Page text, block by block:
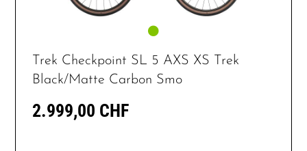
Trek Checkpoint SL 5 AXS XS Trek
Black/Matte Carbon Smo
2.999,00 CHF